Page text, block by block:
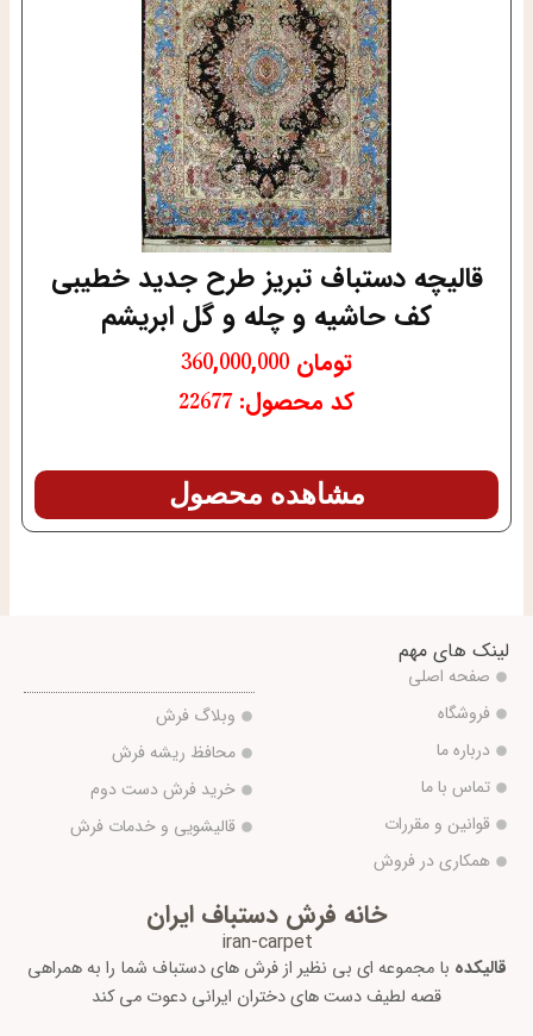
قالیچه دستباف تبریز طرح جدید خطیبی
کف حاشیه و چله و گل ابریشم
تومان
کد محصول: 22677
مشاهده محصول
لینک های مهم
صفحه اصلی
فروشگاه
درباره ما
تماس با ما
قوانین و مقررات
همکاری در فروش
وبلاگ فرش
محافظ ریشه فرش
خرید فرش دست دوم
قالیشویی و خدمات فرش
خانه فرش دستباف ایران
iran-carpet
قالیکده با مجموعه ای بی نظیر از فرش های دستباف شما را به همراهی
قصه لطیف دست های دختران ایرانی دعوت می کند